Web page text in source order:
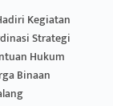
Kegiatan
Strategi
Hukum
Binaan